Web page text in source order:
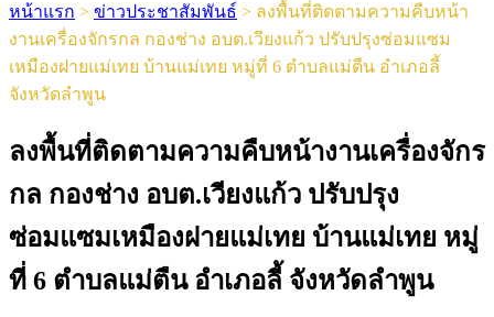
หน้าแรก > ข่าวประชาสัมพันธ์ > ลงพื้นที่ติดตามความคืบหน้า
งานเครื่องจักรกล กองช่าง อบต.เวียงแก้ว ปรับปรุงซ่อมแซม
เหมืองฝายแม่เทย บ้านแม่เทย หมู่ที่ 6 ตำบลแม่ตืน อำเภอลี้
จังหวัดลำพูน
ลงพื้นที่ติดตามความคืบหน้างานเครื่องจักร
กล กองช่าง อบต.เวียงแก้ว ปรับปรุง
ซ่อมแซมเหมืองฝายแม่เทย บ้านแม่เทย หมู่
ที่ 6 ตำบลแม่ตืน อำเภอลี้ จังหวัดลำพูน